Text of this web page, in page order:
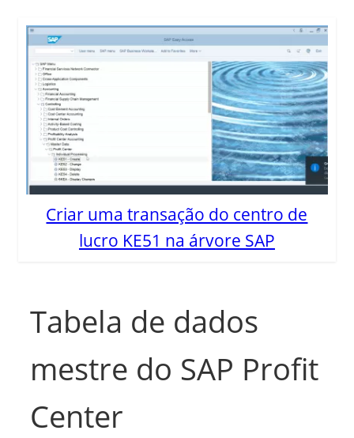
Criar uma transação do centro de
lucro KE51 na árvore SAP
Tabela de dados
mestre do SAP Profit
Center